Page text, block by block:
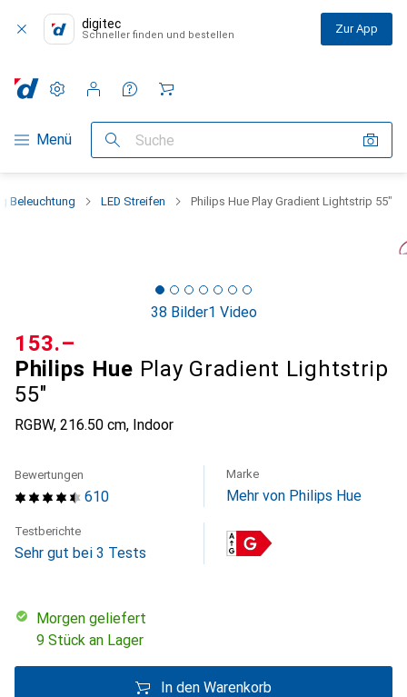
digitec
Schneller finden und bestellen Zur App
Navigation nach Kategorien
Menü Suche
Einstellungen
Kundenkonto
Vergleichslisten
Merklisten
Warenkorb
Beleuchtung LED Streifen Philips Hue Play Gradient Lightstrip 55"
38 Bilder1 Video
Philips Hue Play Gradient Lightstrip
55"
RGBW, 216.50 cm, Indoor
CHF
153.–
610
Bewertungen Marke
Mehr von Philips Hue
Testberichte
Sehr gut bei 3 Tests
morgen geliefert
9 Stück an Lager
In den Warenkorb